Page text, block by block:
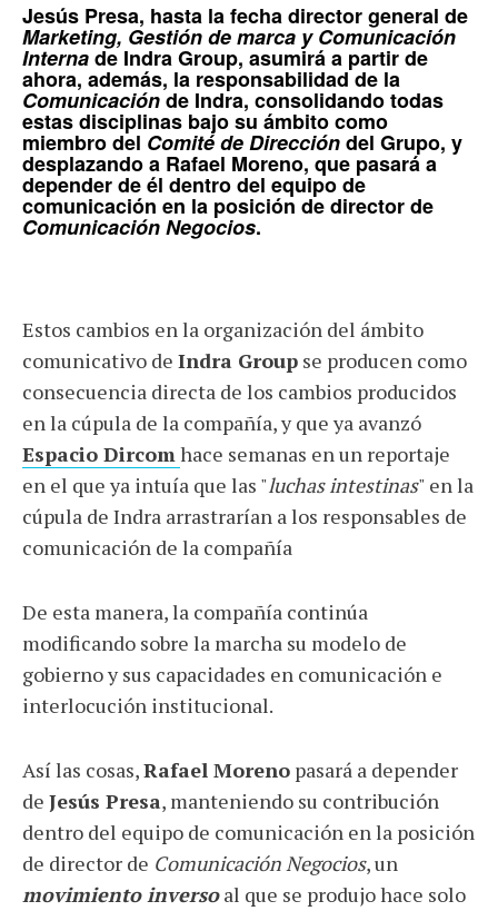
Jesús Presa, hasta la fecha director general de
Marketing, Gestión de marca y Comunicación
InternadeIndra Group, asumirá a partir de
ahora, además, la responsabilidad de la
Comunicaciónde Indra, consolidando todas
estas disciplinas bajo su ámbito como
miembro del Comité de Direccióndel Grupo, y
desplazando a Rafael Moreno, que pasará a
depender de él dentro del equipo de
comunicación en la posición de director de
Comunicación Negocios.
Estos cambios en la organización del ámbito
comunicativo de Indra Group se producen como
consecuencia directa de los cambios producidos
en la cúpula de la compañía, y que ya avanzó
Espacio Dircomhace semanas en un reportaje
en el que ya intuía que las "luchas intestinas" en la
cúpula de Indra arrastrarían a los responsables de
comunicación de la compañía
De esta manera, la compañía continúa
modificando sobre la marcha su modelo de
gobierno y sus capacidades en comunicación e
interlocución institucional.
Así las cosas,Rafael Moreno pasará a depender
de Jesús Presa, manteniendo su contribución
dentro del equipo de comunicación en la posición
de director de Comunicación Negocios, un
movimiento inverso al que se produjo hace solo